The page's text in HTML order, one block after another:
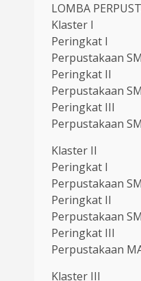
LOMBA
Klaster I
Peringkat I
Perpustakaan
Peringkat II
Perpustakaan
Peringkat III
Perpustakaan
Klaster II
Peringkat I
Perpustakaan
Peringkat II
Perpustakaan
Peringkat III
Perpustakaan
Klaster III